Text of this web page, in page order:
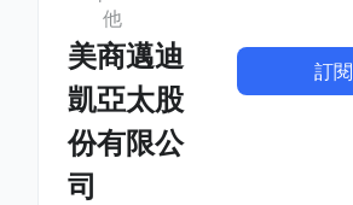
他
美商邁迪
凱亞太股
份有限公
司
訂閱